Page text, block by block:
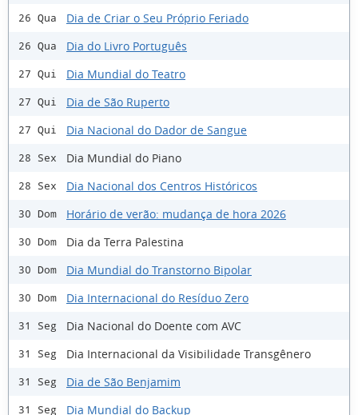
26 Qua Dia de Criar o Seu Próprio Feriado
26 Qua Dia do Livro Português
27 Qui Dia Mundial do Teatro
27 Qui Dia de São Ruperto
27 Qui Dia Nacional do Dador de Sangue
28 Sex Dia Mundial do Piano
28 Sex Dia Nacional dos Centros Históricos
30 Dom Horário de verão: mudança de hora 2026
30 Dom Dia da Terra Palestina
30 Dom Dia Mundial do Transtorno Bipolar
30 Dom Dia Internacional do Resíduo Zero
31 Seg Dia Nacional do Doente com AVC
31 Seg Dia Internacional da Visibilidade Transgênero
31 Seg Dia de São Benjamim
31 Seg Dia Mundial do Backup